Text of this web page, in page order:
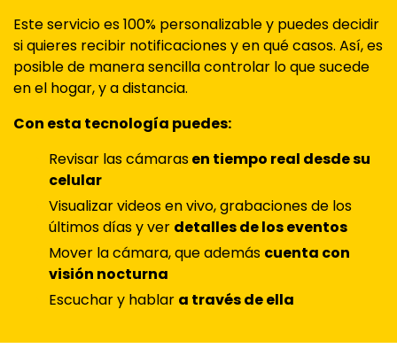
Este servicio es 100% personalizable y puedes decidir
si quieres recibir notificaciones y en qué casos. Así, es
posible de manera sencilla controlar lo que sucede
en el hogar, y a distancia.
Con esta tecnología puedes:
Revisar las cámarasen tiempo real desde su
celular
Visualizar videos en vivo, grabaciones de los
últimos días y ver detalles de los eventos
Mover la cámara, que además cuenta con
visión nocturna
Escuchar y hablar a través de ella